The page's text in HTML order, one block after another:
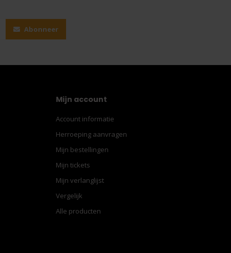
Abonneer
Mijn account
Account informatie
Herroeping aanvragen
Mijn bestellingen
Mijn tickets
Mijn verlanglijst
Vergelijk
Alle producten